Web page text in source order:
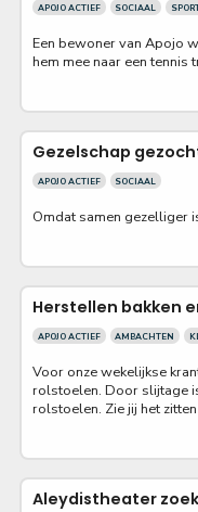
APOJO ACTIEF SOCIAAL
Een bewoner van Apojo
hem mee naar een tennis
Gezelschap
APOJO ACTIEF SOCIAAL
Omdat samen gezelliger
Herstellen bakken
APOJO ACTIEF AMBACHTEN
Voor onze wekelijkse
rolstoelen. Door slijtage
rolstoelen. Zie jij het
Aleydistheater